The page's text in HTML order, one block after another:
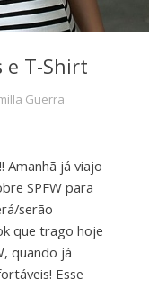
e T-Shirt
Guerra
Amanhã já viajo
SPFW para
serão
que trago hoje
quando já
Esse